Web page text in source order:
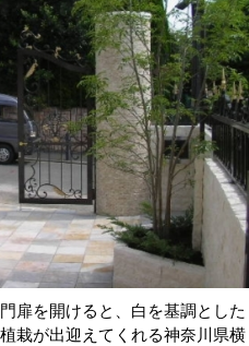
扉を開けると、白を基調とした
栽が出迎えてくれる神奈川県横